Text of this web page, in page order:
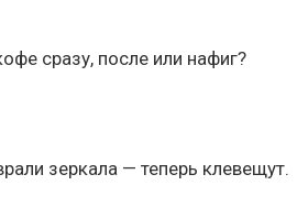
сразу, после или нафиг?
зеркала — теперь клевещут.